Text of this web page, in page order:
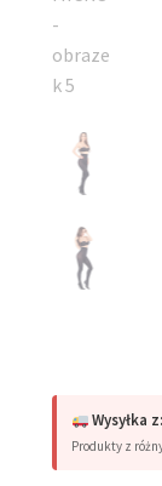
Wysyłka z:
Produkty z